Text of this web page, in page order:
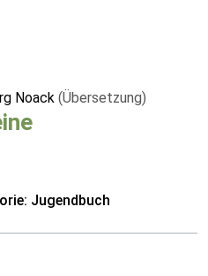
Noack (Übersetzung)
Jugendbuch